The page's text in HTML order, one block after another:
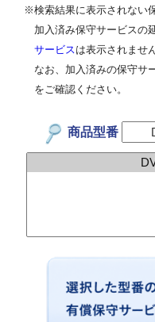
※検索結果に表示されない
加入済み保守サービスの
サービス は表示されません
なお、加入済みの保守サ
をご確認ください。
商品型番